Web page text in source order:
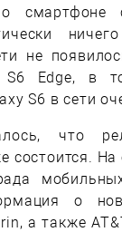
смартфоне
не
S6 Edge, в
S6 в сети
что
состоится.
о
а также